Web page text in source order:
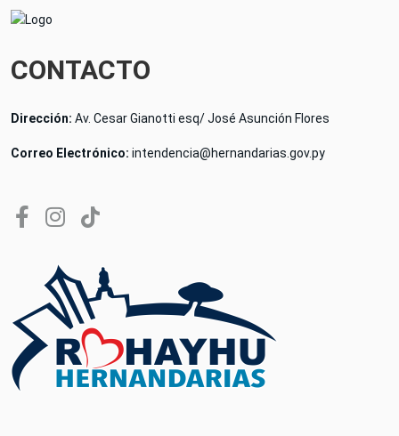
CONTACTO
Dirección: Av. Cesar Gianotti esq/ José Asunción Flores
Correo Electrónico: intendencia@hernandarias.gov.py